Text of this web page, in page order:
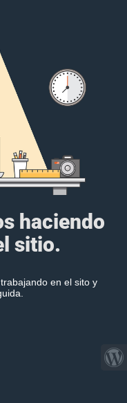
haciendo
sitio.
en el sito y